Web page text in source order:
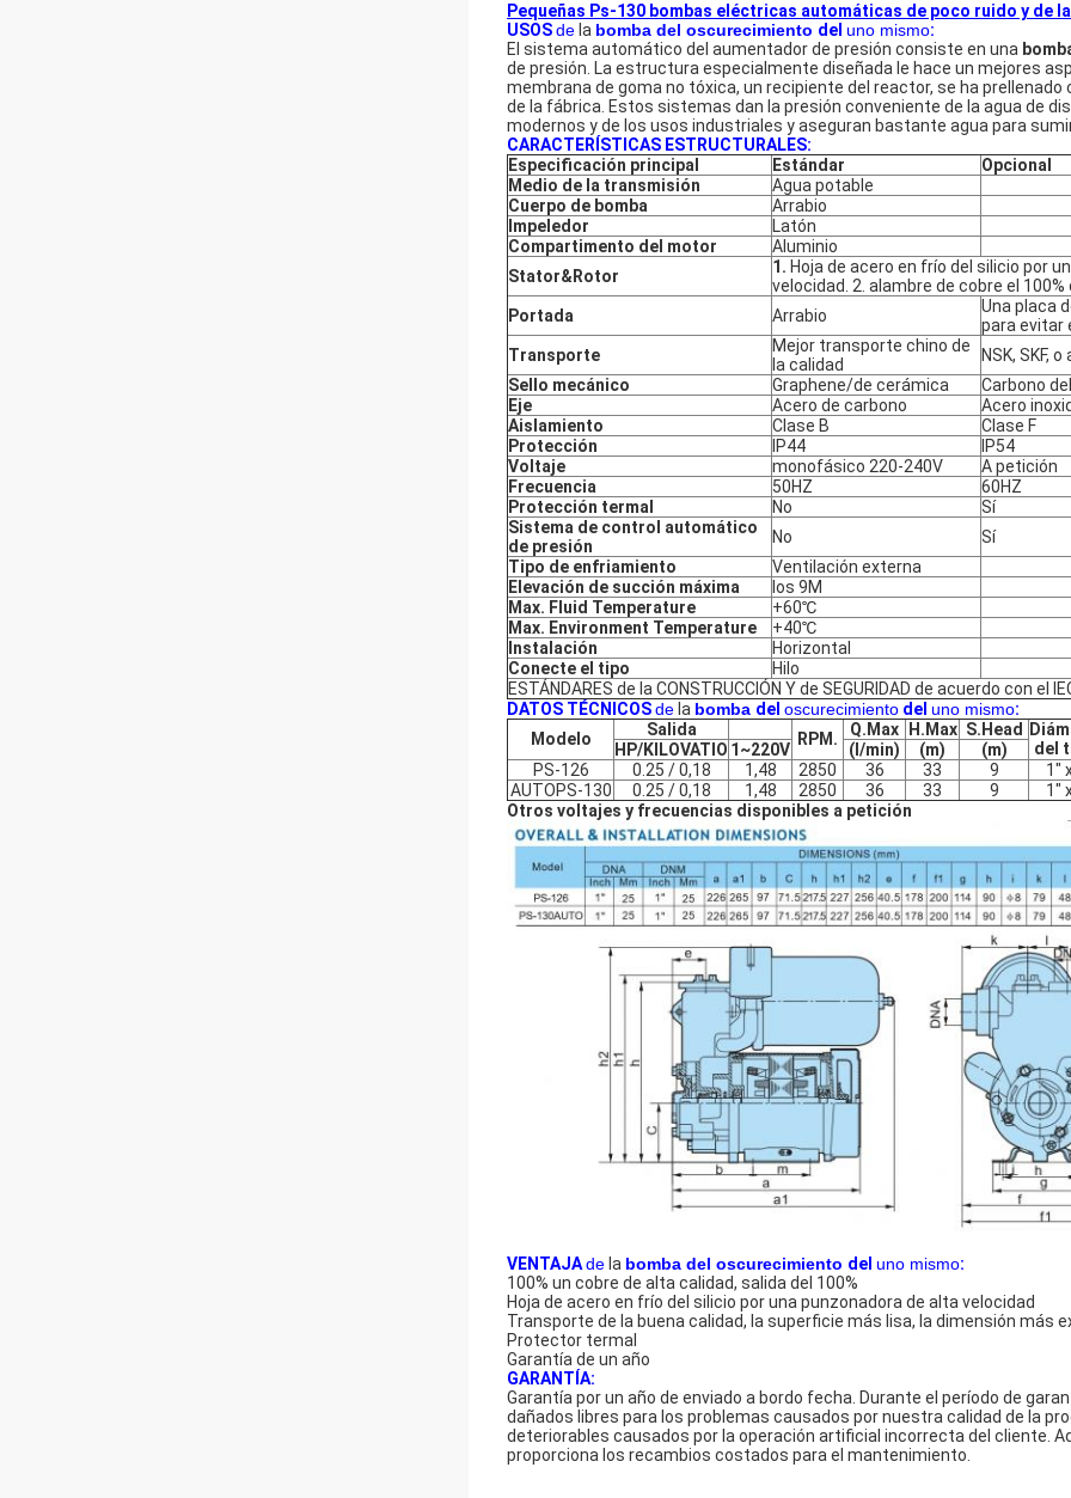
Pequeñas Ps-130 bombas eléctricas automáticas de poco ruido y de
USOSde la bomba del oscurecimiento del uno mismo:
El sistema automático del aumentador de presión consiste en una
de presión. La estructura especialmente diseñada le hace un mejores
membrana de goma no tóxica, un recipiente del reactor, se ha
de la fábrica. Estos sistemas dan la presión conveniente de la agua de
modernos y de los usos industriales y aseguran bastante agua para
CARACTERÍSTICAS ESTRUCTURALES:
Especificación principal
Estándar
Opcional
Medio de la transmisión
Agua potable
Cuerpo de bomba
Arrabio
Impeledor
Latón
Compartimento del motor
Aluminio
Stator&Rotor
1. Hoja de acero en frío del silicio por
velocidad. 2. alambre de cobre el 100%
Portada
Arrabio
Una placa
para evitar
Transporte
Mejor transporte chino de
la calidad
NSK, SKF,
Sello mecánico
Graphene/de cerámica
Carbono
Eje
Acero de carbono
Acero
Aislamiento
Clase B
Clase F
Protección
IP44
IP54
Voltaje
monofásico 220-240V
A petición
Frecuencia
50HZ
60HZ
Protección termal
No
Sí
Sistema de control automático
de presión
No
Sí
Tipo de enfriamiento
Ventilación externa
Elevación de succión máxima
los 9M
Max. Fluid Temperature
+60℃
Max. Environment Temperature
+40℃
Instalación
Horizontal
Conecte el tipo
Hilo
ESTÁNDARES de la CONSTRUCCIÓN Y de SEGURIDAD de acuerdo con el
DATOS TÉCNICOSde la bomba del oscurecimiento del uno mismo:
Modelo
Salida RPM. Q.Max H.Max S.Head
del
HP/KILOVATIO 1~220V (l/min) (m) (m)
PS-126
0.25 / 0,18 1,48 2850 36 33 9 1"
AUTOPS-130
0.25 / 0,18 1,48 2850 36 33 9 1"
Otros voltajes y frecuencias disponibles a petición
VENTAJAde la bomba del oscurecimiento del uno mismo:
100% un cobre de alta calidad, salida del 100%
Hoja de acero en frío del silicio por una punzonadora de alta velocidad
Transporte de la buena calidad, la superficie más lisa, la dimensión más
Protector termal
Garantía de un año
GARANTÍA:
Garantía por un año de enviado a bordo fecha. Durante el período de
dañados libres para los problemas causados por nuestra calidad de la
deteriorables causados por la operación artificial incorrecta del cliente.
proporciona los recambios costados para el mantenimiento.